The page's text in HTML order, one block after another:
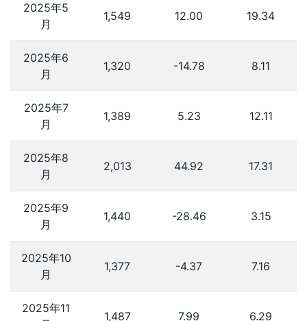
2025年5
月
1,549 12.00 19.34
2025年6
月
1,320 -14.78 8.11
2025年7
月
1,389 5.23 12.11
2025年8
月
2,013 44.92 17.31
2025年9
月
1,440 -28.46 3.15
2025年10
月
1,377 -4.37 7.16
2025年11
1,487 7.99 6.29